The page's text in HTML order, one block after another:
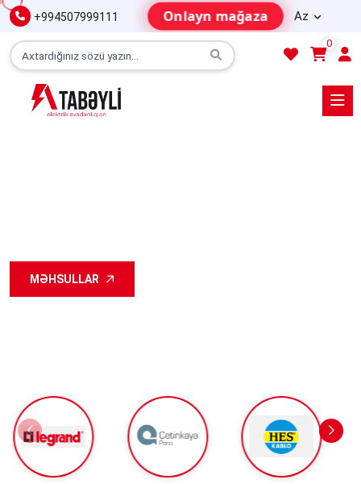
+994507999111 Onlayn mağaza Az
0
MƏHSULLAR